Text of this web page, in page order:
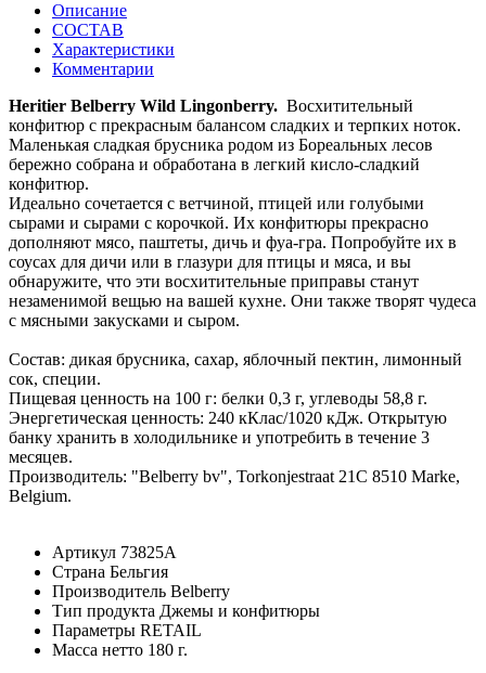
Описание
СОСТАВ
Характеристики
Комментарии
Heritier Belberry Wild Lingonberry. Восхитительный
конфитюр с прекрасным балансом сладких и терпких ноток.
Маленькая сладкая брусника родом из Бореальных лесов
бережно собрана и обработана в легкий кисло-сладкий
конфитюр.
Идеально сочетается с ветчиной, птицей или голубыми
сырами и сырами с корочкой. Их конфитюры прекрасно
дополняют мясо, паштеты, дичь и фуа-гра. Попробуйте их в
соусах для дичи или в глазури для птицы и мяса, и вы
обнаружите, что эти восхитительные приправы станут
незаменимой вещью на вашей кухне. Они также творят чудеса
с мясными закусками и сыром.
Состав: дикая брусника, сахар, яблочный пектин, лимонный
сок, специи.
Пищевая ценность на 100 г: белки 0,3 г, углеводы 58,8 г.
Энергетическая ценность: 240 кКлас/1020 кДж. Открытую
банку хранить в холодильнике и употребить в течение 3
месяцев.
Производитель: "Belberry bv", Torkonjestraat 21C 8510 Marke,
Belgium.
Артикул 73825А
Страна Бельгия
Производитель Belberry
Тип продукта Джемы и конфитюры
Параметры RETAIL
Масса нетто 180 г.